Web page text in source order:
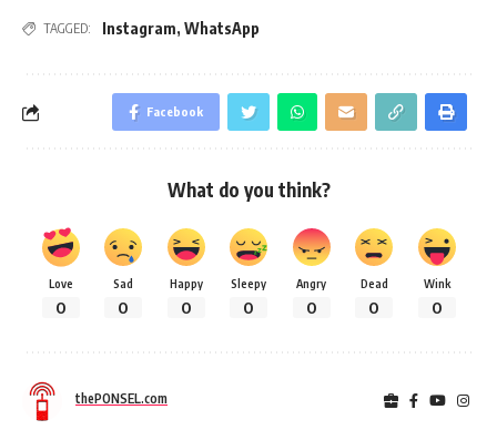
TAGGED: Instagram, WhatsApp
Facebook
What do you think?
Love
0
Sad
0
Happy
0
Sleepy
0
Angry
0
Dead
0
Wink
0
thePONSEL.com